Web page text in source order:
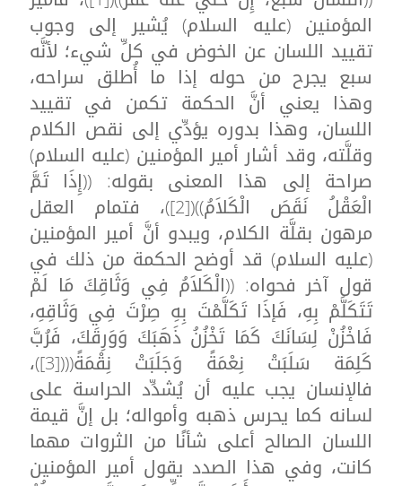
المؤمنين (عليه السلام) يُشير إلى وجوب
تقييد اللسان عن الخوض في كلِّ شيء؛ لأنَّه
سبع يجرح من حوله إذا ما أُطلق سراحه،
وهذا يعني أنَّ الحكمة تكمن في تقييد
اللسان، وهذا بدوره يؤدِّي إلى نقص الكلام
وقلَّته، وقد أشار أمير المؤمنين (عليه السلام)
صراحة إلى هذا المعنى بقوله: ((إِذَا تَمَّ
الْعَقْلُ نَقَصَ الْكَلاَمُ))([2])، فتمام العقل
مرهون بقلَّة الكلام، ويبدو أنَّ أمير المؤمنين
(عليه السلام) قد أوضح الحكمة من ذلك في
قول آخر فحواه: ((الْكَلاَمُ فِي وَثَاقِكَ مَا لَمْ
تَتَكَلَّمْ بِهِ، فَإذَا تَكَلَّمْتَ بِهِ صِرْتَ فِي وَثَاقِهِ،
فَاخْزُنْ لِسَانَكَ كَمَا تَخْزُنُ ذَهَبَكَ وَوَرِقَكَ، فَرُبَّ
كَلِمَة سَلَبَتْ نِعْمَةً وَجَلَبَتْ نِقْمَةً((([3])،
فالإنسان يجب عليه أن يُشدِّد الحراسة على
لسانه كما يحرس ذهبه وأمواله؛ بل إنَّ قيمة
اللسان الصالح أعلى شأنًا من الثروات مهما
كانت، وفي هذا الصدد يقول أمير المؤمنين